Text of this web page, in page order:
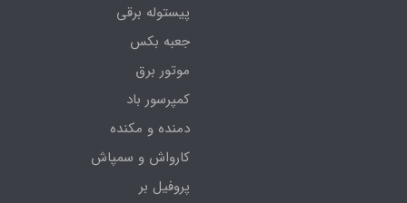
پیستوله برقی
جعبه بکس
موتور برق
کمپرسور باد
دمنده و مکنده
کارواش و سمپاش
پروفیل بر